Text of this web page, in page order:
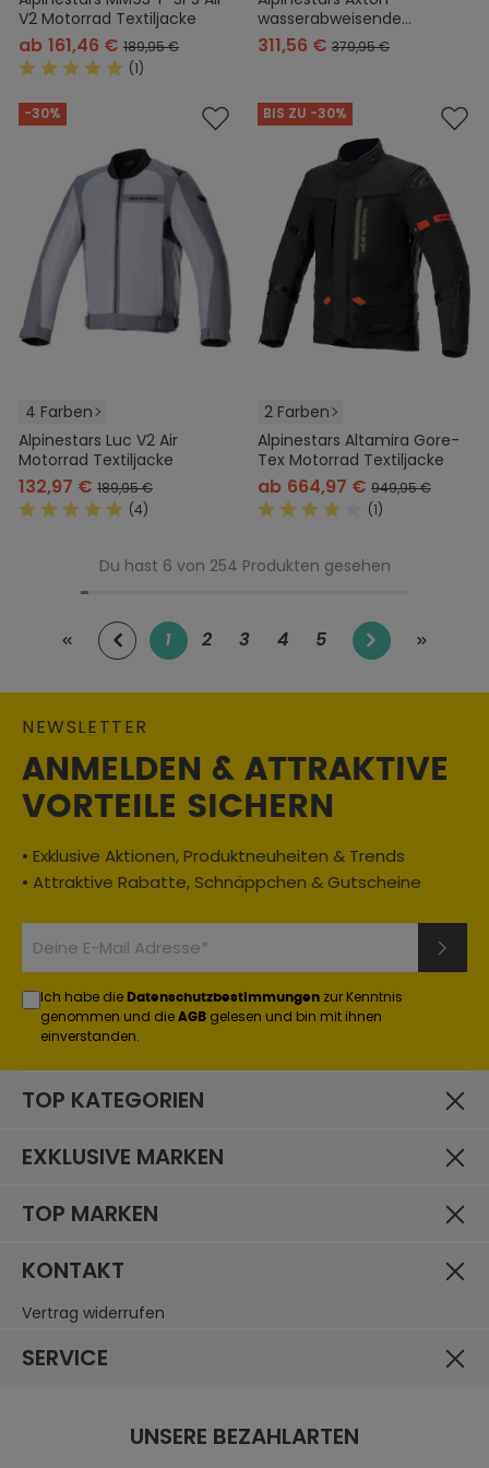
V2 Motorrad Textiljacke
ab 161,46 € 189,95 €
(1)
wasserabweisende
Motorrad Textiljacke
311,56 € 379,95 €
-30%
4 Farben
Alpinestars Luc V2 Air
Motorrad Textiljacke
132,97 € 189,95 €
(4)
BIS ZU -30%
2 Farben
Alpinestars Altamira Gore-
Tex Motorrad Textiljacke
ab 664,97 € 949,95 €
(1)
Du hast 6 von 254 Produkten gesehen
Seite
1 Seite
2 Seite
3 Seite
4 Seite
5
NEWSLETTER
ANMELDEN & ATTRAKTIVE
VORTEILE SICHERN
• Exklusive Aktionen, Produktneuheiten & Trends
• Attraktive Rabatte, Schnäppchen & Gutscheine
Ich habe die Datenschutzbestimmungen zur Kenntnis
genommen und die AGB gelesen und bin mit ihnen
einverstanden.
TOP KATEGORIEN
EXKLUSIVE MARKEN
TOP MARKEN
KONTAKT
Vertrag widerrufen
SERVICE
UNSERE BEZAHLARTEN